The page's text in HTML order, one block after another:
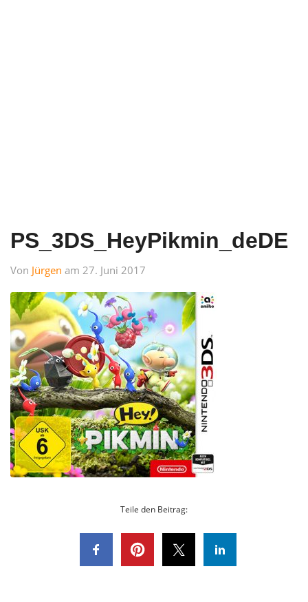
PS_3DS_HeyPikmin_deDE
Von Jürgen am 27. Juni 2017
Teile den Beitrag: